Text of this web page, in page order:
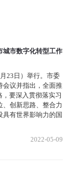
城市数字化转型工作
23日）举行。市委
会议并指出，全面推
要深入贯彻落实习
创新思路、整合力
有世界影响力的国
2022-05-09